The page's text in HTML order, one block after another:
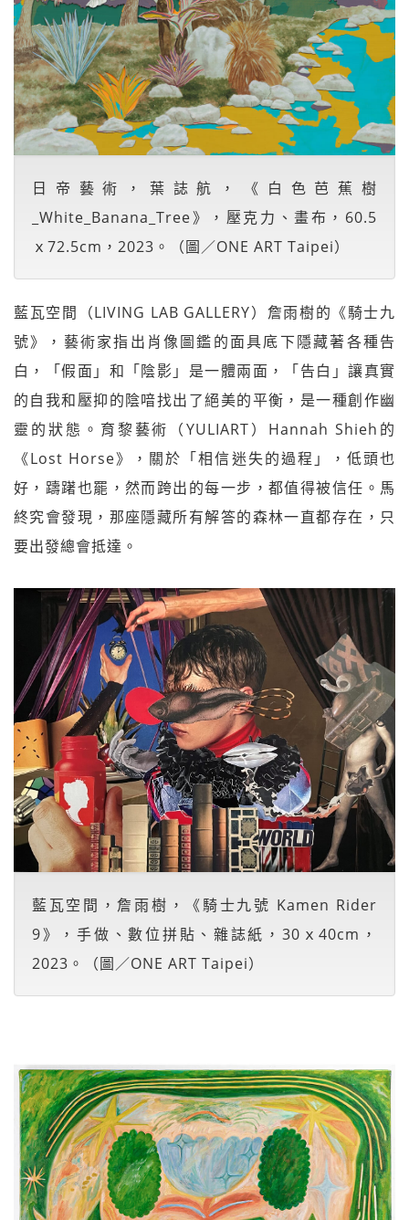
日帝藝術，葉誌航，《白色芭蕉樹
_White_Banana_Tree》，壓克力、畫布，60.5
ｘ72.5cm，2023。（圖／ONE ART Taipei）
藍瓦空間（LIVING LAB GALLERY）詹雨樹的《騎士九
號》，藝術家指出肖像圖鑑的面具底下隱藏著各種告
白，「假面」和「陰影」是一體兩面，「告白」讓真實
的自我和壓抑的陰喑找出了絕美的平衡，是一種創作幽
靈的狀態。育黎藝術（YULIART）Hannah Shieh的
《Lost Horse》，關於「相信迷失的過程」，低頭也
好，躊躇也罷，然而跨出的每一步，都值得被信任。馬
終究會發現，那座隱藏所有解答的森林一直都存在，只
要出發總會抵達。
藍瓦空間，詹雨樹，《騎士九號 Kamen Rider
9》，手做、數位拼貼、雜誌紙，30ｘ40cm，
2023。（圖／ONE ART Taipei）